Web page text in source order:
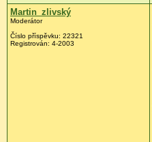
Martin_zlivský
Moderátor
Číslo příspěvku: 22321
Registrován: 4-2003